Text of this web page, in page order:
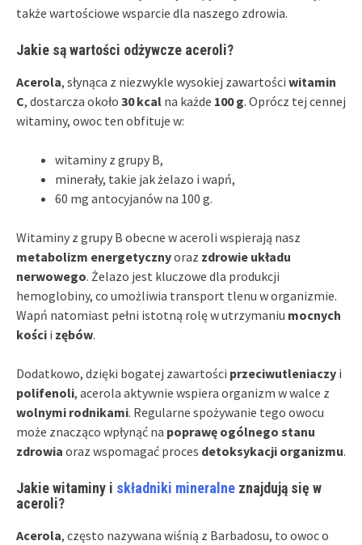
także wartościowe wsparcie dla naszego zdrowia.
Jakie są wartości odżywcze aceroli?
Acerola, słynąca z niezwykle wysokiej zawartości witamin
C, dostarcza około 30 kcal na każde 100 g. Oprócz tej cennej
witaminy, owoc ten obfituje w:
witaminy z grupy B,
minerały, takie jak żelazo i wapń,
60 mg antocyjanów na 100 g.
Witaminy z grupy B obecne w aceroli wspierają nasz
metabolizm energetycznyoraz zdrowie układu
nerwowego. Żelazo jest kluczowe dla produkcji
hemoglobiny, co umożliwia transport tlenu w organizmie.
Wapń natomiast pełni istotną rolę w utrzymaniu mocnych
kości i zębów.
Dodatkowo, dzięki bogatej zawartości przeciwutleniaczy i
polifenoli, acerola aktywnie wspiera organizm w walce z
wolnymi rodnikami. Regularne spożywanie tego owocu
może znacząco wpłynąć na poprawę ogólnego stanu
zdrowia oraz wspomagać proces detoksykacji organizmu.
Jakie witaminy i składniki mineralne znajdują się w
aceroli?
Acerola, często nazywana wiśnią z Barbadosu, to owoc o